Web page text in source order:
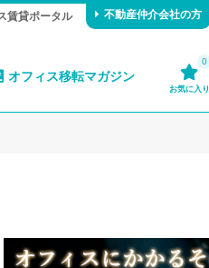
賃貸ポータル 不動産仲介会社の方
オフィス移転マガジン
0
お気に入り